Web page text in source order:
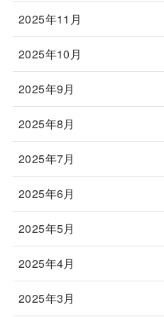
2025年11月
2025年10月
2025年9月
2025年8月
2025年7月
2025年6月
2025年5月
2025年4月
2025年3月